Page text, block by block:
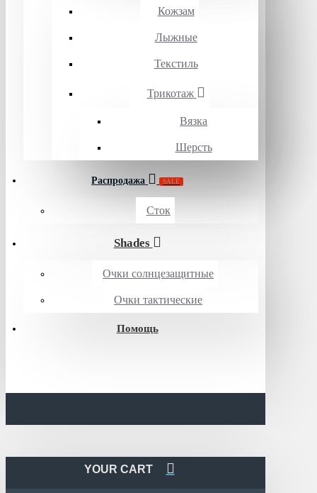
Кожзам
Лыжные
Текстиль
Трикотаж
Вязка
Шерсть
Распродажа SALE
Сток
Shades
Очки солнцезащитные
Очки тактические
Помощь
YOUR CART